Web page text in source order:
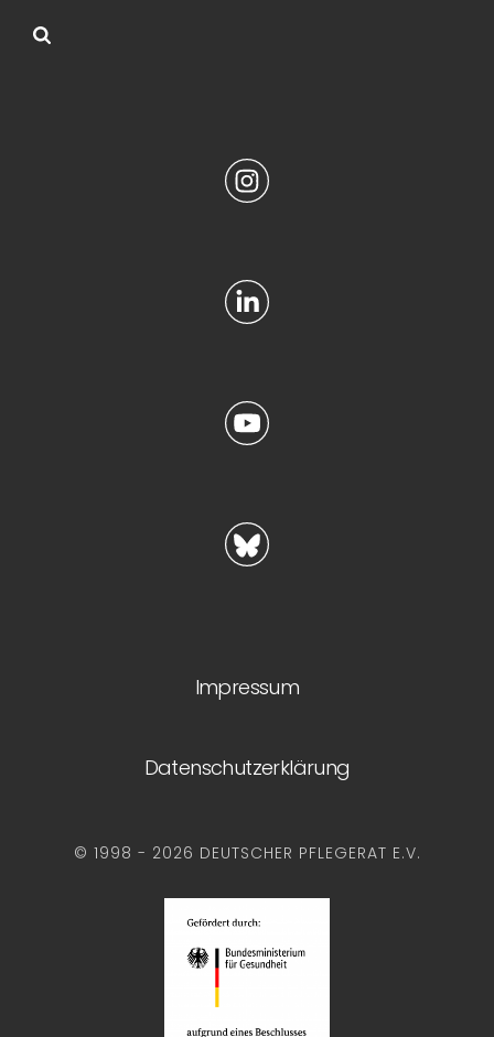
Impressum
Datenschutzerklärung
© 1998 - 2026 DEUTSCHER PFLEGERAT E.V.